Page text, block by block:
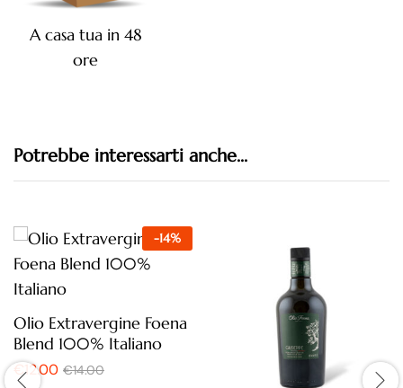
A casa tua in 48
ore
Potrebbe interessarti anche...
-14%
Olio Extravergine Foena
Blend 100% Italiano
€12.00 €14.00